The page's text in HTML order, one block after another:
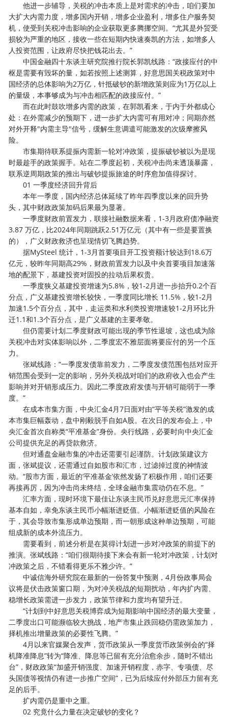
他进一步辅导，关税的冲击本质上是对需求的冲击，咱们要加
大扩大内需力度，增多国内开销，增多企业盈利，增多住户服务契
机，使受到关税冲击影响的企业获取更多腾挪空间。“尤其是外贸受
损较为严重的地区，接收一些在短期内快速奏凯的方法，如增多人
人投资范围，让政府尽快把钱花出去。”
中国金融四十东谈主研究院推行院长郭凯线路：“政接应付的中
枢是需要有毁坏的量，如若按照上述测算，好意思国关税政策对中
国经济的总体影响为2万亿，针抵破钞的新增政策则应为1万亿以上
的量级，本事够成为与冲击相匹配的政接应付。”
而在此时鼓吹增多内需的政策，在郭凯看来，于内于外都成心
处：在外需减少的预期下，进一步扩大内需可有用对冲；同期亦然
对外开释"内需主导"信号，缓解生意调遣可能激发的次级摩擦风
险。
市集期待联系提振内需新一轮对冲政策，提振破钞被以为是现
时最趁手的政策握手。站在二季度起初，关税冲击尚未透顶暴露，
联系逆周期政策的推出与破钞提振旅途的时序愈加值得探讨。
01 一季度经济回升背后
本年一季度，国内经济总体延续了昨年四季度以来的回升势
头，其中财政政策加码后果最为显著。
一季度财政前置发力，联接社融数据来看，1-3月政府债净融资
3.87 万亿，比2024年同期跳跃2.51万亿元（其中有一些是要置换
的），广义财政救济也呈现情切飞腾趋势。
据MySteel 统计，1-3月首要项目开工投资额计较达到18.6万
亿元，较昨年同期高29%，财政前置发力以及中央首要项目加速落
地的配景下，基建投资对固投的拉动后果权贵。
一季度狭义基建投资增速为5.8%，较1-2月进一步抬升0.2个百
分点，广义基建投资增长较快，一季度同比增长 11.5%，较1-2月
加速1.5个百分点，其中，走运类和水利类投资增速较1-2月环比升
迁1.1和1.3个百分点，是广义基建的主要孝敬。
但仍需要计划二季度财政可能出现的季节性退坡，这也成为除
关税冲击对实体影响以外，二季度宏不雅层面将要应付的另一个压
力。
张斌线路：“一季度发债靠前发力，二季度发债范围包括对应开
销范围会受到一定的影响，另外关税战对咱们的政府收入也会产生
影响并对开销形成压力。因此二季度政府发债与开销可能弱于一季
度。”
在成本市集方面，中央汇金4月7日面对由“平等关税”激发的成
本市集巨幅轰动，盘中刚毅脱手自如A股。在次日的发布会上，中
央汇金首次自称类“平准基金”身份。央行线路，必要时向中央汇金
公司提供充足的再贷款救济。
但对通盘金融市集的冲击还需要引起谨防。计划政策建议方
面，张斌提议，还需通过自如股市和汇市，过滤掉过度的神情波
动。“股市方面，最近的‘平准基金’依然发扬了积极作用，咱们还要
再接再厉，因为冲击尚未终结，全球金融市集震动仍在不息。”
汇率方面，现时环境下最佳让东谈主民币兑好意思元汇率保持
基本自如，幸免东谈主民币小幅渐进贬值。小幅渐进贬值的风险在
于，其会导致市集形成单边预期，而一朝形成这种单边预期，可能
组成新的成本外流压力。
需要看到，前述分析是在莫得计划进一步对冲政策的前提下的
推演。张斌线路：“咱们很期待接下来会有新一轮对冲政策，计划对
冲政策之后，不错看得更乐不雅少许。”
中诚信海外研究院在最新的一份答复中预测，4月份政事局会
议将是伏击政策窗口期，为对冲关税战的短期扰动，年内扩内需、
稳增长政策需进一步发力，政策节律和力度均有望升迁。
“计划到中好意思关税博弈成为短期影响中国经济的最大变量，
二季度出口可能濒临较大挑战，地产市集止跌回稳仍需政策加力，
择机推出增量政策的必要性飞腾。”
4月以来官媒聚合发声，货币政策从一季度货币政策例会的“择
机降准降息”转为“降准、降息等已留有充分治愈余步，随时不错出
台”，财政政策“加盛开销强度、加速开销程度，赤字、专项债、尽
头国债等视情仍有进一步推广空间”，已为后续应付外部压力留有充
足的后手。
扩内需仍是重中之重。
02 究竟什么力量在决定破钞的变化？